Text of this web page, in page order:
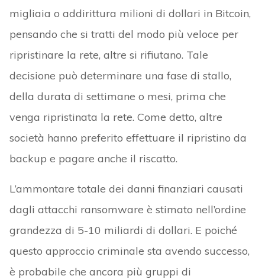
migliaia o addirittura milioni di dollari in Bitcoin,
pensando che si tratti del modo più veloce per
ripristinare la rete, altre si rifiutano. Tale
decisione può determinare una fase di stallo,
della durata di settimane o mesi, prima che
venga ripristinata la rete. Come detto, altre
società hanno preferito effettuare il ripristino da
backup e pagare anche il riscatto.
L’ammontare totale dei danni finanziari causati
dagli attacchi ransomware è stimato nell’ordine
grandezza di 5-10 miliardi di dollari. E poiché
questo approccio criminale sta avendo successo,
è probabile che ancora più gruppi di